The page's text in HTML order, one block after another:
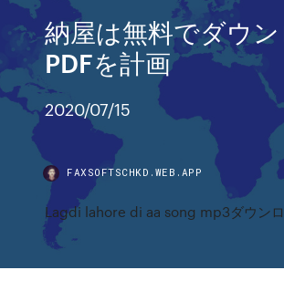
納屋は無料でダウ
PDFを計画
2020/07/15
FAXSOFTSCHKD.WEB.APP
Lagdi lahore di aa song mp3ダウン